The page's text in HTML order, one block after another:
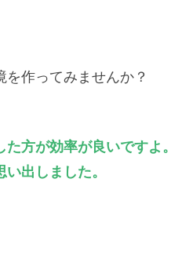
作ってみませんか？
方が効率が良いですよ。
出しました。